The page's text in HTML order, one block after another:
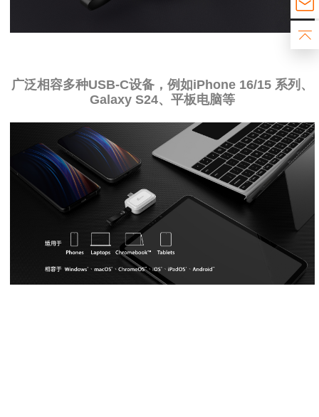
广泛相容多种USB-C设备，例如iPhone 16/15 系列、
Galaxy S24、平板电脑等